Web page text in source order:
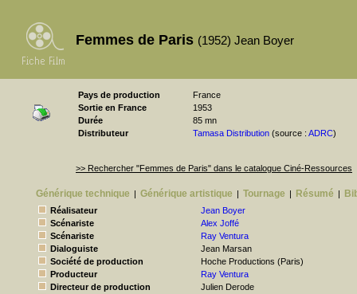
Femmes de Paris (1952) Jean Boyer
Pays de production
France
Sortie en France
1953
Durée
85 mn
Distributeur
Tamasa Distribution (source : ADRC)
>> Rechercher "Femmes de Paris" dans le catalogue Ciné-Ressources
Générique technique | Générique artistique | Tournage | Résumé |
Réalisateur
Jean Boyer
Scénariste
Alex Joffé
Scénariste
Ray Ventura
Dialoguiste
Jean Marsan
Société de production
Hoche Productions (Paris)
Producteur
Ray Ventura
Directeur de production
Julien Derode